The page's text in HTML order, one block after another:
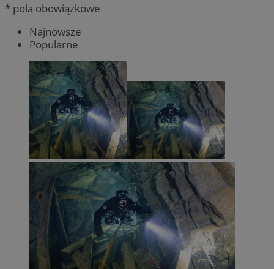
* pola obowiązkowe
Najnowsze
Popularne